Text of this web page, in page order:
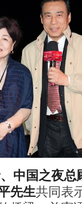
中国之夜总
先生共同表